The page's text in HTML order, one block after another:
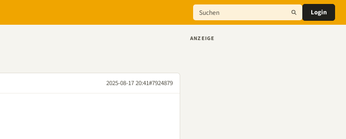
Login
2025-08-17 20:41#7924879
ANZEIGE